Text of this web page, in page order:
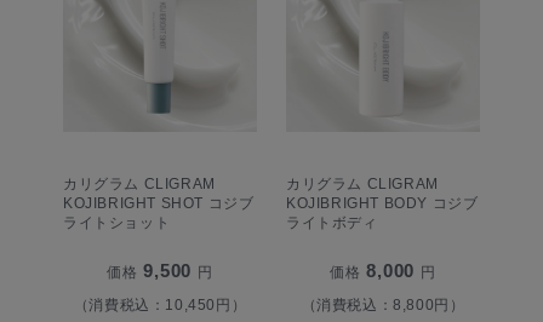
カリグラム CLIGRAM
KOJIBRIGHT SHOT コジブ
ライトショット
価格 9,500 円
（消費税込：10,450円）
カリグラム CLIGRAM
KOJIBRIGHT BODY コジブ
ライトボディ
価格 8,000 円
（消費税込：8,800円）